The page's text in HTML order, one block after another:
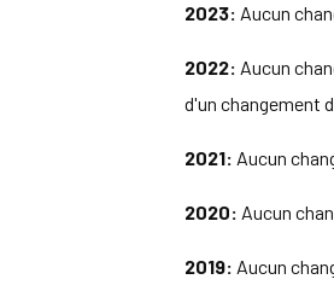
2023: Aucun
2022: Aucun
d'un changement
2021: Aucun
2020: Aucun
2019: Aucun